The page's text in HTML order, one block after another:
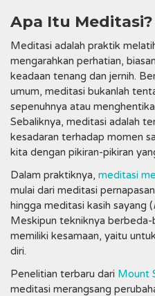
Apa Itu Meditasi?
Meditasi adalah praktik
mengarahkan perhatian,
keadaan tenang dan jernih.
umum, meditasi bukanlah
sepenuhnya atau
Sebaliknya, meditasi adalah
kesadaran terhadap momen
kita dengan pikiran-pikiran
Dalam praktiknya, meditasi
mulai dari meditasi
hingga meditasi kasih sayang (
Meskipun tekniknya
memiliki kesamaan, yaitu
diri.
Penelitian terbaru dari Mount
meditasi merangsang